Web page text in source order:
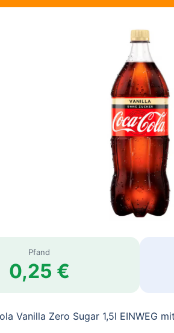
Pfand
0,25 €
Vanilla Zero Sugar 1,5l EINWEG